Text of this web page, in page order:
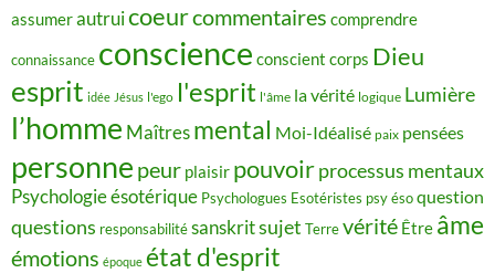
assumerautruicoeurcommentaires comprendre
connaissance conscience conscient corps Dieu
esprit idée Jésus l'ego l'esprit l'âme la vérité logique Lumière
l’homme Maîtres mental Moi-Idéalisé paix pensées
personne peur plaisir pouvoirprocessus mentaux
Psychologie ésotérique Psychologues Esotéristes psy ésoquestion
questions responsabilitésanskritsujet Terrevérité Être âme
émotions époque état d'esprit